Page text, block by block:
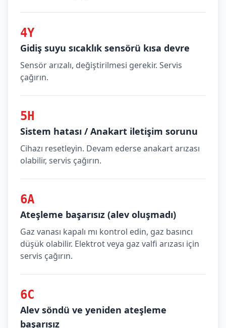
4Y
Gidiş suyu sıcaklık sensörü kısa devre
Sensör arızalı, değiştirilmesi gerekir. Servis
çağırın.
5H
Sistem hatası / Anakart iletişim sorunu
Cihazı resetleyin. Devam ederse anakart arızası
olabilir, servis çağırın.
6A
Ateşleme başarısız (alev oluşmadı)
Gaz vanası kapalı mı kontrol edin, gaz basıncı
düşük olabilir. Elektrot veya gaz valfi arızası için
servis çağırın.
6C
Alev söndü ve yeniden ateşleme
başarısız